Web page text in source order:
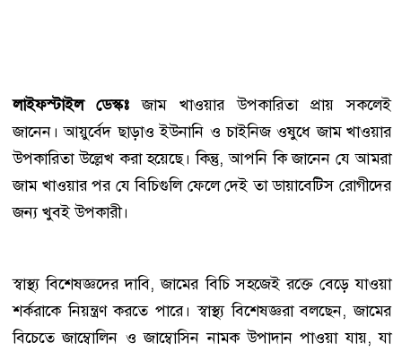
লাইফস্টাইল ডেস্কঃজাম খাওয়ার উপকারিতা প্রায় সকলেই
জানেন। আয়ুর্বেদ ছাড়াও ইউনানি ও চাইনিজ ওষুধে জাম খাওয়ার
উপকারিতা উল্লেখ করা হয়েছে। কিন্তু, আপনি কি জানেন যে আমরা
জাম খাওয়ার পর যে বিচিগুলি ফেলে দেই তা ডায়াবেটিস রোগীদের
জন্য খুবই উপকারী।
স্বাস্থ্য বিশেষজ্ঞদের দাবি, জামের বিচি সহজেই রক্তে বেড়ে যাওয়া
শর্করাকে নিয়ন্ত্রণ করতে পারে। স্বাস্থ্য বিশেষজ্ঞরা বলছেন, জামের
বিচেতে জাম্বোলিন ও জাম্বোসিন নামক উপাদান পাওয়া যায়, যা